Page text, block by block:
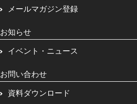
メールマガジン登録
お知らせ
イベント・ニュース
お問い合わせ
資料ダウンロード